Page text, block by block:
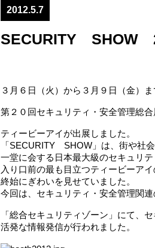
2012.5.7
SECURITY SHOW
３月６日（火）から３月９日（金）
第２０回セキュリティ・安全管理
ティービーアイが出展しました。
「SECURITY SHOW」は、街や社
一堂に会する日本最大級のセキュリテ
入り口前の最も目立つティービーア
終始にぎわいを見せていました。
今回は、セキュリティ・安全管理関
「総合セキュリティゾーン」にて、
活発な情報発信が行われました。